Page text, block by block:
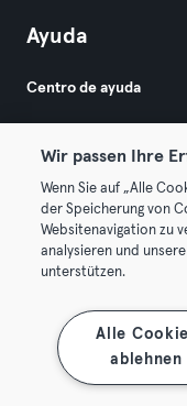
Ayuda
Centro de ayuda
© 2026 Urban
Términos y condiciones
Rescindir contratos
Wir passen Ihre
Wenn Sie auf „Alle
der Speicherung von
Websitenavigation zu
analysieren und
unterstützen.
Alle
ablehnen